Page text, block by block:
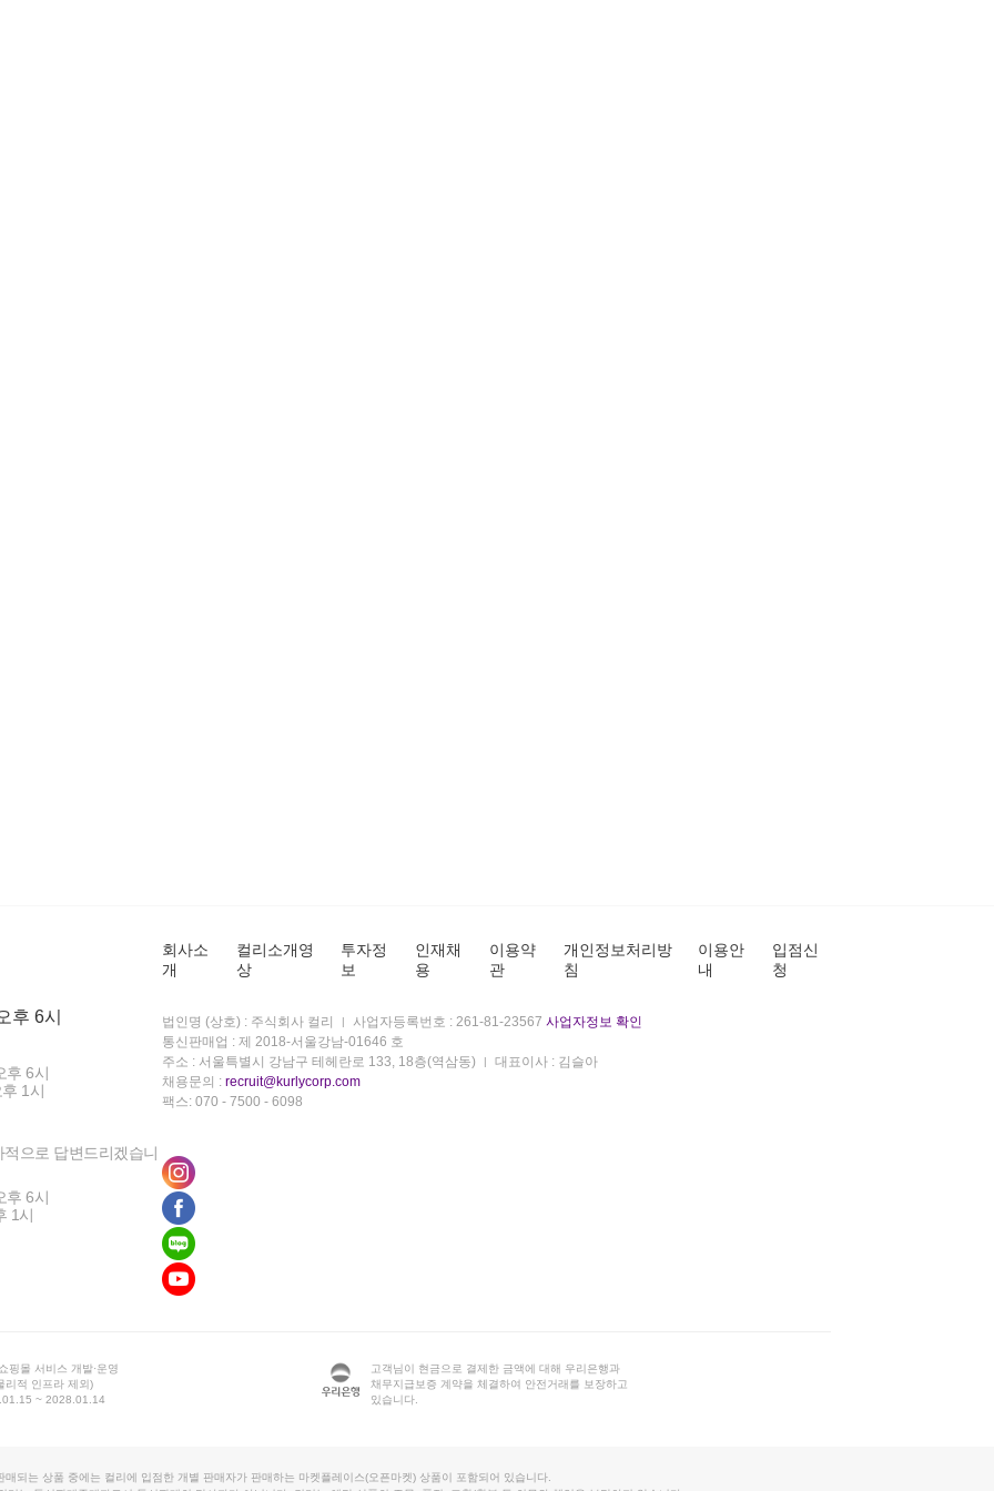
후 6시
후 6시
1시
으로 답변드리겠습니
후 6시
1시
회사소
개
컬리소개영
상
투자정
보
인재채
용
이용약
관
개인정보처리방
침
이용안
내
입점신
청
법인명 (상호) : 주식회사 컬리 사업자등록번호 : 261-81-23567 사업자정보 확인
통신판매업 : 제 2018-서울강남-01646 호
주소 : 서울특별시 강남구 테헤란로 133, 18층(역삼동)
대표이사 : 김슬아
채용문의 : recruit@kurlycorp.com
팩스: 070 - 7500 - 6098
핑몰 서비스 개발·운영
리적 인프라 제외)
~ 2028.01.14
고객님이 현금으로 결제한 금액에 대해 우리은행과
채무지급보증 계약을 체결하여 안전거래를 보장하고
있습니다.
매되는 상품 중에는 컬리에 입점한 개별 판매자가 판매하는 마켓플레이스(오픈마켓) 상품이 포함되어 있습니다.